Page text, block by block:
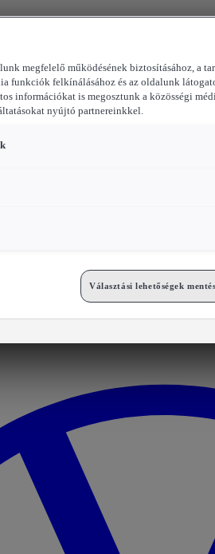
megfelelő működésének biztosításához, a
funkciók felkínálásához és az oldalunk
információkat is megosztunk a közösségi
nyújtó partnereinkkel.
Választási lehetőségek